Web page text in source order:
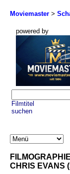
Moviemaster >
powered by
Filmtitel
suchen
CHRIS EVANS